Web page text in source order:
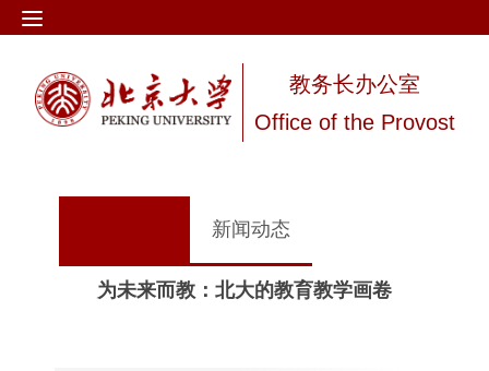
教务长办公室
Office of the Provost
新闻动态
为未来而教：北大的教育教学画卷